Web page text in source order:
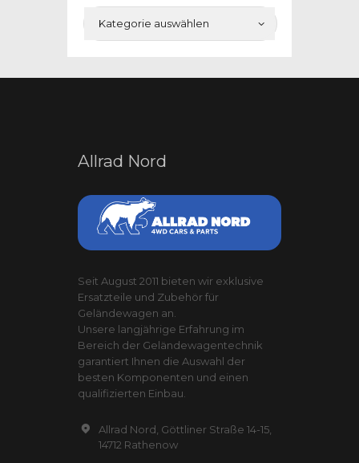
Allrad Nord
Seit August 2011 bieten wir exklusive
Ersatzteile und Zubehör für
Geländewagen an.
Unsere langjährige Erfahrung im
Bereich der Geländewagentechnik
garantiert Ihnen die Auswahl der
besten Komponenten und einen
qualifizierten Einbau.
Allrad Nord, Göttliner Straße 14-15,
14712 Rathenow